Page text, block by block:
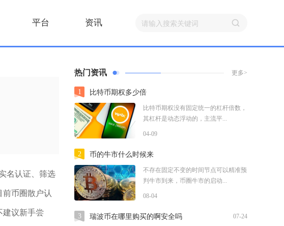
平台 资讯
名认证、筛选
币圈散户认
建议新手尝
热门资讯 更多>
1 比特币期权多少倍
比特币期权没有固定统一的杠杆倍数，
其杠杆是动态浮动的，主流平...
04-09
2 币的牛市什么时候来
不存在固定不变的时间节点可以精准预
判牛市到来，币圈牛市的启动...
08-04
3 瑞波币在哪里购买的啊安全吗 07-24